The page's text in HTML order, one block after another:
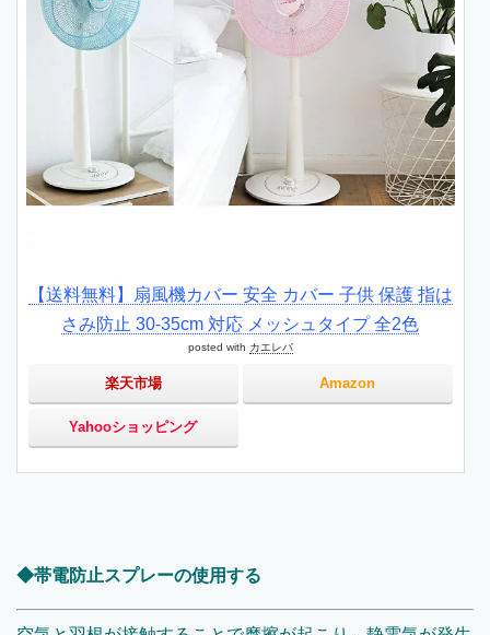
【送料無料】扇風機カバー 安全 カバー 子供 保護 指は
さみ防止 30-35cm 対応 メッシュタイプ 全2色
posted with カエレバ
楽天市場 Amazon
Yahooショッピング
◆帯電防止スプレーの使用する